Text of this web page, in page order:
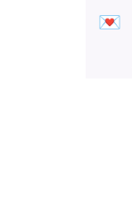
💌